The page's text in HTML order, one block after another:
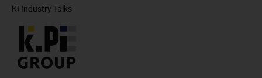
KI Industry Talks